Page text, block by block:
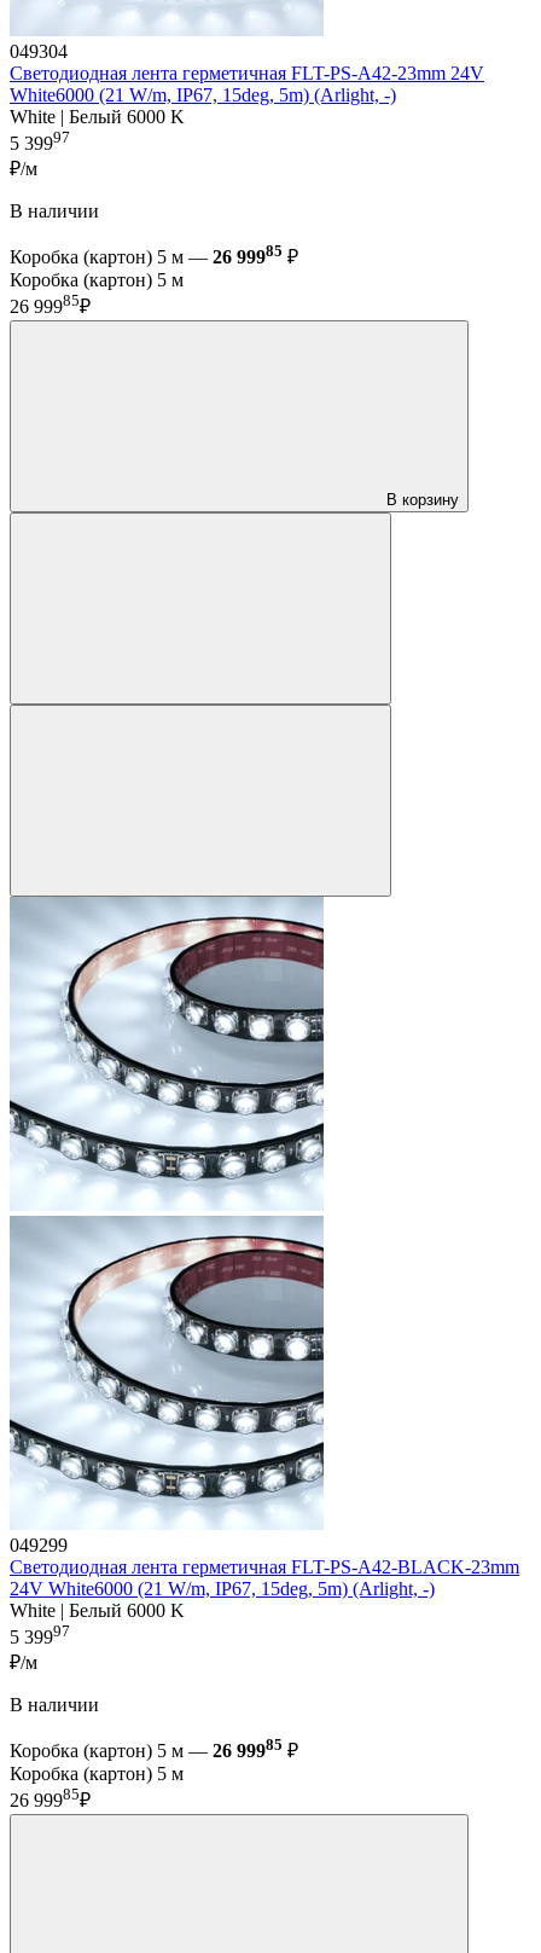
049304
Светодиодная лента герметичная FLT-PS-A42-23mm 24V
White6000 (21 W/m, IP67, 15deg, 5m) (Arlight, -)
White | Белый 6000 K
5 39997
₽/м
В наличии
Коробка (картон) 5 м — 26 99985 ₽
Коробка (картон) 5 м
26 99985₽
В корзину
049299
Светодиодная лента герметичная FLT-PS-A42-BLACK-23mm
24V White6000 (21 W/m, IP67, 15deg, 5m) (Arlight, -)
White | Белый 6000 K
5 39997
₽/м
В наличии
Коробка (картон) 5 м — 26 99985 ₽
Коробка (картон) 5 м
26 99985₽